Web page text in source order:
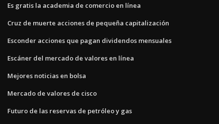
Es gratis la academia de comercio en línea
Cruz de muerte acciones de pequeña capitalización
Esconder acciones que pagan dividendos mensuales
Escáner del mercado de valores en línea
Mejores noticias en bolsa
Mercado de valores de cisco
Futuro de las reservas de petróleo y gas